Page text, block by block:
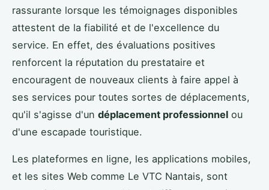
rassurante lorsque les témoignages disponibles
attestent de la fiabilité et de l'excellence du
service. En effet, des évaluations positives
renforcent la réputation du prestataire et
encouragent de nouveaux clients à faire appel à
ses services pour toutes sortes de déplacements,
qu'il s'agisse d'un déplacement professionnel ou
d'une escapade touristique.
Les plateformes en ligne, les applications mobiles,
et les sites Web comme Le VTC Nantais, sont